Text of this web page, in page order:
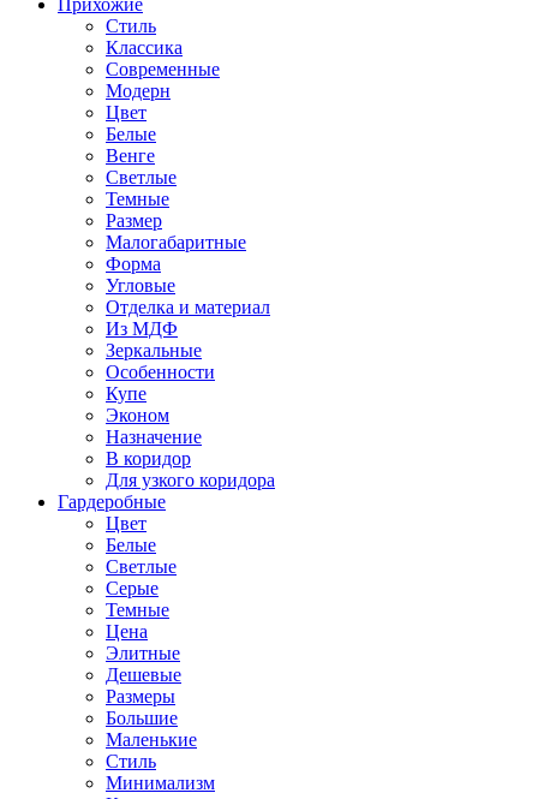
Прихожие
Стиль
Классика
Современные
Модерн
Цвет
Белые
Венге
Светлые
Темные
Размер
Малогабаритные
Форма
Угловые
Отделка и материал
Из МДФ
Зеркальные
Особенности
Купе
Эконом
Назначение
В коридор
Для узкого коридора
Гардеробные
Цвет
Белые
Светлые
Серые
Темные
Цена
Элитные
Дешевые
Размеры
Большие
Маленькие
Стиль
Минимализм